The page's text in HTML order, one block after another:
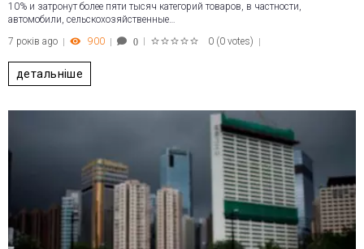
10% и затронут более пяти тысяч категорий товаров, в частности,
автомобили, сельскохозяйственные…
7 років ago
900 0 0 (0 votes)
детальніше